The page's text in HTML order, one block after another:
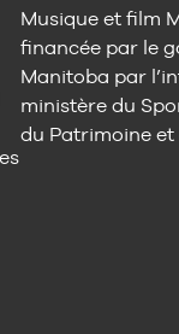
Musique et film
financée par le
Manitoba par
ministère du
du Patrimoine et